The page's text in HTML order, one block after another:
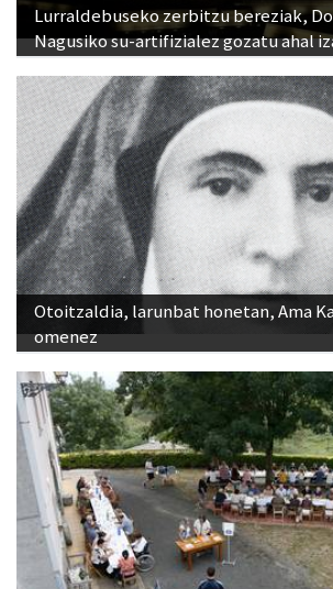
Lurraldebuseko zerbitzu bereziak,
Nagusiko su-artifizialez gozatu ahal
Otoitzaldia, larunbat honetan, Ama
omenez